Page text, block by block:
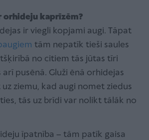
orhideju kaprīzēm?
ir viegli kopjami augi. Tāpat
tām nepatīk tieši saules
no citiem tās jūtas tīri
pusēnā. Gluži ēnā orhidejas
uz ziemu, kad augi nomet ziedus
tās uz brīdi var nolikt tālāk no
īpatnība – tām patīk gaisa